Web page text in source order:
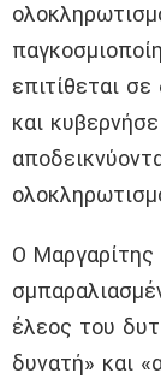
επιτίθεται
και
Ο Μαργαρίτης
έλεος του
δυνατή» και